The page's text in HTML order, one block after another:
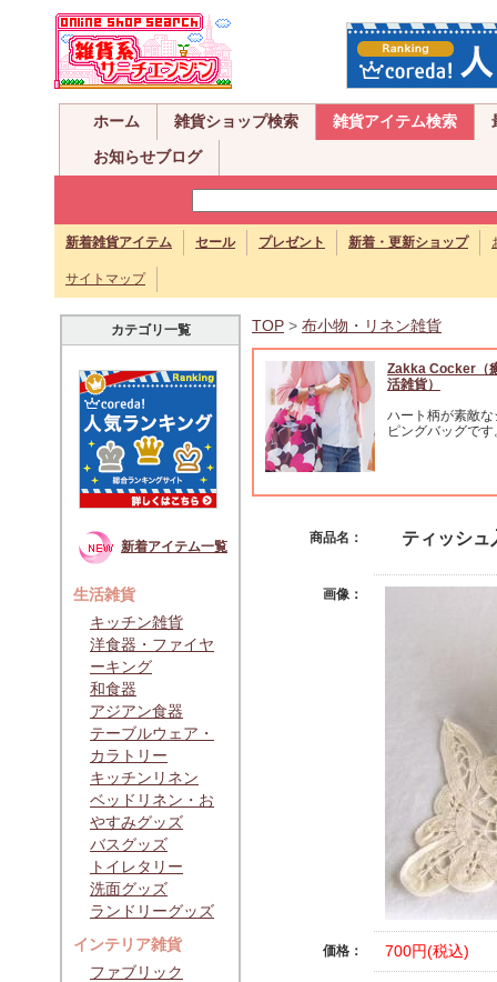
ホーム 雑貨ショップ検索 雑貨アイテム検索
お知らせブログ
新着雑貨アイテム セール プレゼント 新着・更新ショップ
サイトマップ
カテゴリ一覧
新着アイテム一覧
生活雑貨
キッチン雑貨
洋食器・ファイヤ
ーキング
和食器
アジアン食器
テーブルウェア・
カラトリー
キッチンリネン
ベッドリネン・お
やすみグッズ
バスグッズ
トイレタリー
洗面グッズ
ランドリーグッズ
インテリア雑貨
ファブリック
TOP > 布小物・リネン雑貨
Zakka Cocker（
活雑貨）
ハート柄が素敵な
ピングバッグです
商品名： ティッシュ
画像：
価格： 700円(税込)